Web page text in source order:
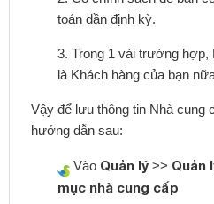
toán dần định kỳ.
3. Trong 1 vài trường hợp,
là Khách hàng của bạn
Vậy để lưu thông tin Nhà cung
hướng dẫn sau:
Vào Quản lý >> Quản
mục nhà cung cấp